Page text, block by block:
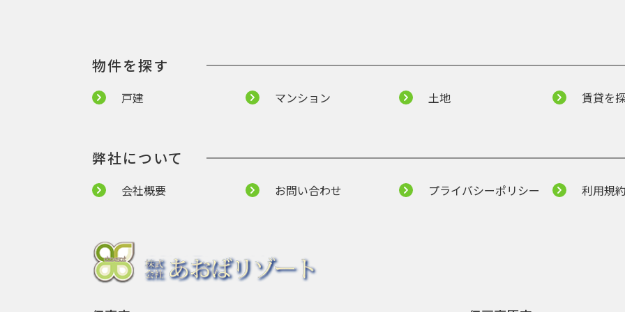
物件を探す
戸建 マンション 土地 賃貸を
弊社について
会社概要 お問い合わせ プライバシーポリシー 利用規